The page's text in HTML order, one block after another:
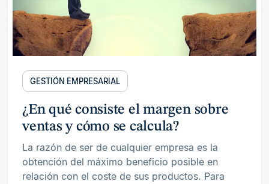
GESTIÓN EMPRESARIAL
¿En qué consiste el margen sobre
ventas y cómo se calcula?
La razón de ser de cualquier empresa es la
obtención del máximo beneficio posible en
relación con el coste de sus productos. Para